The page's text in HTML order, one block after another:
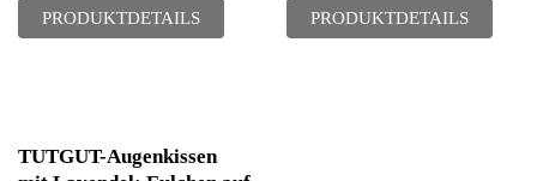
PRODUKTDETAILS PRODUKTDETAILS
TUTGUT-Augenkissen